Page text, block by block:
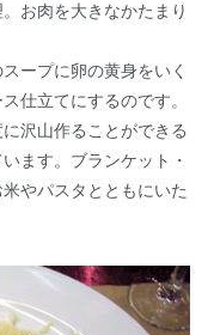
お肉を大きなかたまり
ープに卵の黄身をいく
仕立てにするのです。
沢山作ることができる
ます。ブランケット・
やパスタとともにいた